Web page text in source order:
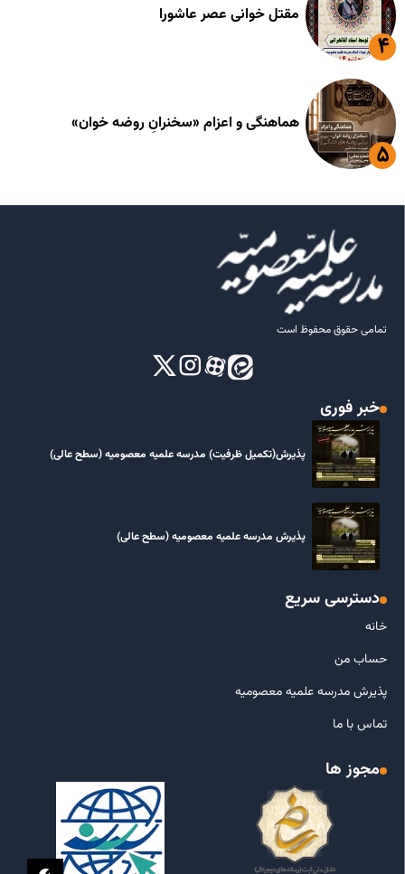
مقتل خوانی عصر عاشورا
هماهنگی و اعزام «سخنرانِ روضه خوان»
تمامی حقوق محفوظ است
خبر فوری
پذیرش(تکمیل ظرفیت) مدرسه علمیه معصومیه‌ (سطح عالی)
پذیرش مدرسه علمیه معصومیه‌ (سطح عالی)
دسترسی سریع
خانه
حساب من
پذیرش مدرسه علمیه معصومیه
تماس با ما
مجوز ها